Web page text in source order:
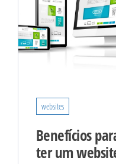
websites
Benefícios
ter um